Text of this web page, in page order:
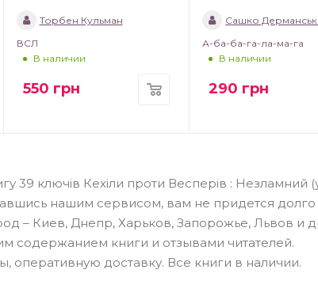
Торбен Кульман
ВСЛ
В наличии
550 грн
Сашко
А-ба-ба-га-ла-ма-га
В наличии
290 грн
39 ключів Кехіли проти Весперів : Незламний
нашим сервисом, вам не придется долго
– Киев, Днепр, Харьков, Запорожье, Львов и
содержанием книги и отзывами читателей.
доставку. Все книги в наличии.